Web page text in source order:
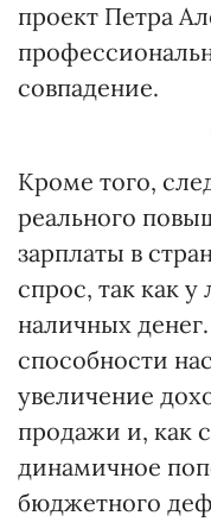
проект Петра
совпадение.
Кроме того,
реального
зарплаты в
спрос, так как
наличных
способности
увеличение
продажи и, как
динамичное
бюджетного